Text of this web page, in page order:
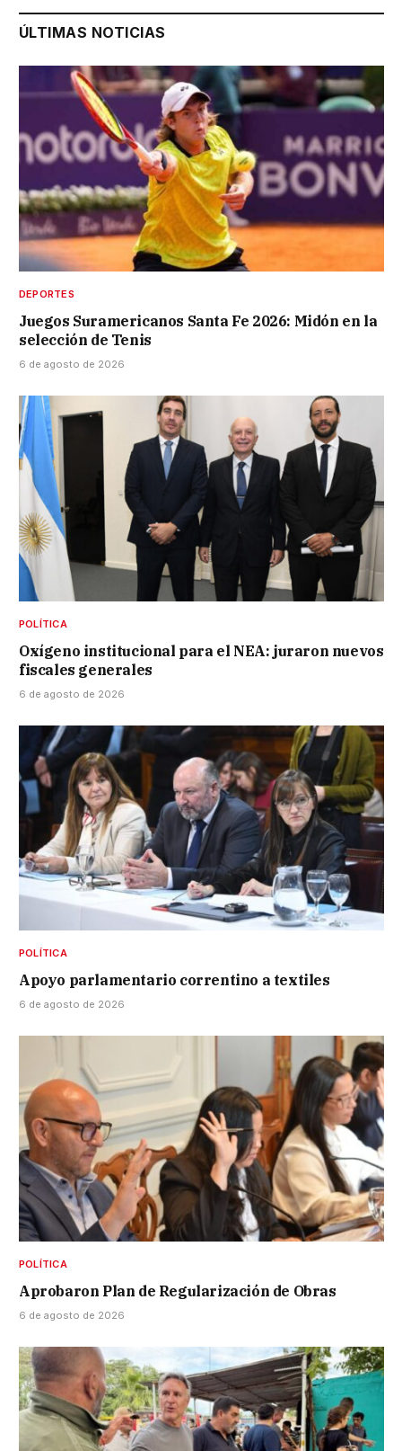
ÚLTIMAS NOTICIAS
DEPORTES
Juegos Suramericanos Santa Fe 2026: Midón en la
selección de Tenis
6 de agosto de 2026
POLÍTICA
Oxígeno institucional para el NEA: juraron nuevos
fiscales generales
6 de agosto de 2026
POLÍTICA
Apoyo parlamentario correntino a textiles
6 de agosto de 2026
POLÍTICA
Aprobaron Plan de Regularización de Obras
6 de agosto de 2026